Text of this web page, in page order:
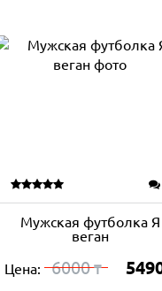
Мужская футболка Я
веган
Цена: 6000₸